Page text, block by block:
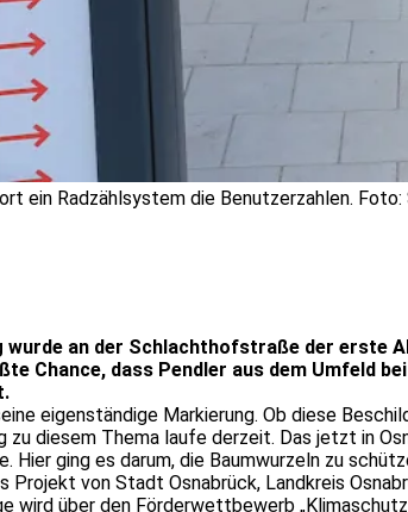
ein Radzählsystem die Benutzerzahlen.
an der Schlachthofstraße der erste
Chance, dass Pendler aus dem Umfeld
eigenständige Markierung. Ob diese
zu diesem Thema laufe derzeit. Das jetzt in
Hier ging es darum, die Baumwurzeln zu
Projekt von Stadt Osnabrück, Landkreis
wird über den Förderwettbewerb